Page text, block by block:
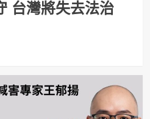
台灣將失去法治